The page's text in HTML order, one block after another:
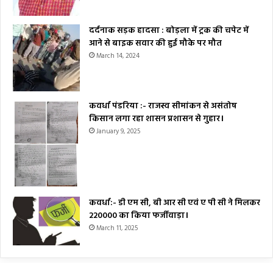
दर्दनाक सड़क हादसा : बोड़ला में ट्रक की चपेट में
आने से बाइक सवार की हुई मौके पर मौत
March 14, 2024
कवर्धा पंडरिया :- राजस्व सीमांकन से असंतोष
किसान लगा रहा शासन प्रशासन से गुहार।
January 9, 2025
कवर्धा:- डी एम सी, बी आर सी एवं ए पी सी ने मिलकर
₹220000 का किया फर्जीवाड़ा।
March 11, 2025